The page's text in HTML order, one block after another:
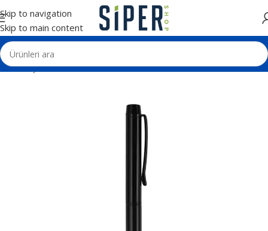
Skip to navigation
Skip to main content
Ana Sayfa Kalemler Metal Tükenmez Kalemler